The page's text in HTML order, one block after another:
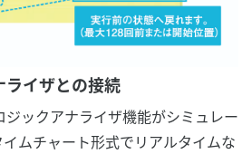
ライザとの接続
ックアナライザ機能がシミュレー
ムチャート形式でリアルタイムな